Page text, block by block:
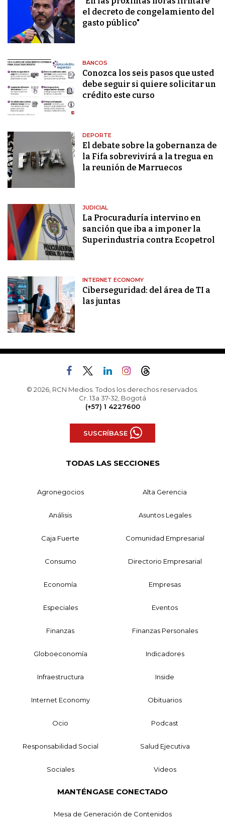
el decreto de congelamiento del
gasto público"
BANCOS
Conozca los seis pasos que usted
debe seguir si quiere solicitar un
crédito este curso
DEPORTE
El debate sobre la gobernanza de
la Fifa sobrevivirá a la tregua en
la reunión de Marruecos
JUDICIAL
La Procuraduría intervino en
sanción que iba a imponer la
Superindustria contra Ecopetrol
INTERNET ECONOMY
Ciberseguridad: del área de TI a
las juntas
© 2026, RCN Medios. Todos los derechos reservados.
Cr. 13a 37-32, Bogotá
(+57) 1 4227600
SUSCRÍBASE
TODAS LAS SECCIONES
Agronegocios Alta Gerencia
Análisis Asuntos Legales
Caja Fuerte Comunidad Empresarial
Consumo Directorio Empresarial
Economía Empresas
Especiales Eventos
Finanzas Finanzas Personales
Globoeconomía Indicadores
Infraestructura Inside
Internet Economy Obituarios
Ocio Podcast
Responsabilidad Social Salud Ejecutiva
Sociales Videos
MANTÉNGASE CONECTADO
Mesa de Generación de Contenidos